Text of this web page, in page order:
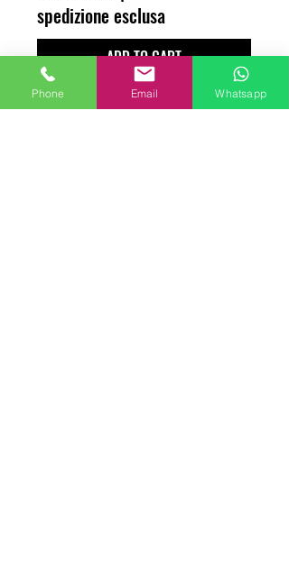
spedizione esclusa
ADD TO CART
Phone Email Whatsapp